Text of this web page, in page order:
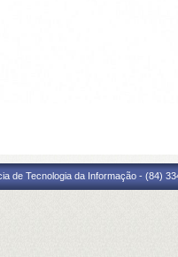
de Tecnologia da Informação - (84)